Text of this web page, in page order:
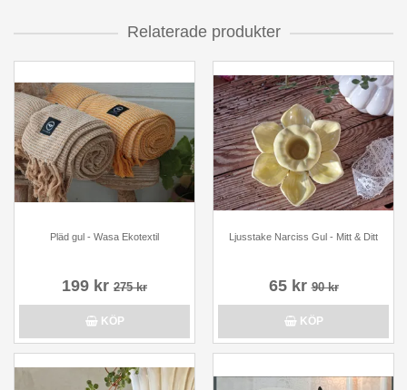
Relaterade produkter
Pläd gul - Wasa Ekotextil
199 kr 275 kr
KÖP
Ljusstake Narciss Gul - Mitt & Ditt
65 kr90 kr
KÖP